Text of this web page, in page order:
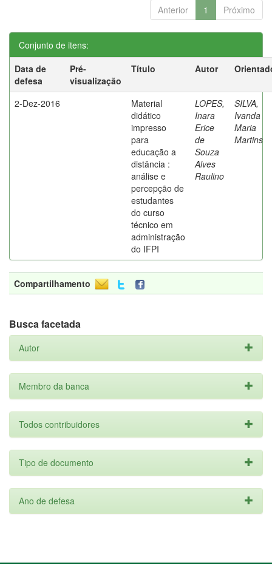
Anterior 1 Próximo
Conjunto de itens:
Data de
defesa
Pré-
visualização
Título Autor
2-Dez-2016
Material
didático
impresso
para
educação a
distância :
análise e
percepção de
estudantes
do curso
técnico em
administração
do IFPI
LOPES,
Inara
Erice
de
Souza
Alves
Raulino
SILVA,
Ivanda
Maria
Martins
Compartilhamento
Busca facetada
Autor
Membro da banca
Todos contribuidores
Tipo de documento
Ano de defesa